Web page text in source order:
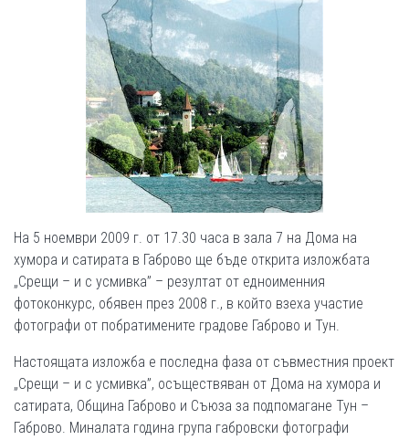
На 5 ноември 2009 г. от 17.30 часа в зала 7 на Дома на
хумора и сатирата в Габрово ще бъде открита изложбата
„Срещи – и с усмивка” – резултат от едноименния
фотоконкурс, обявен през 2008 г., в който взеха участие
фотографи от побратимените градове Габрово и Тун.
Настоящата изложба е последна фаза от съвместния проект
„Срещи – и с усмивка”, осъществяван от Дома на хумора и
сатирата, Община Габрово и Съюза за подпомагане Тун –
Габрово. Миналата година група габровски фотографи